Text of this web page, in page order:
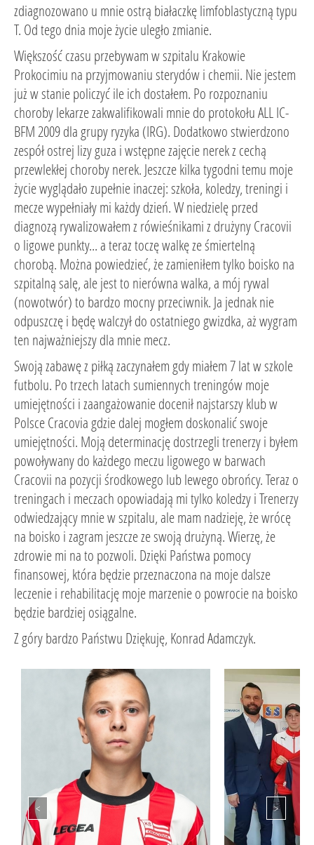
zdiagnozowano u mnie ostrą białaczkę limfoblastyczną typu
T. Od tego dnia moje życie uległo zmianie.
Większość czasu przebywam w szpitalu Krakowie
Prokocimiu na przyjmowaniu sterydów i chemii. Nie jestem
już w stanie policzyć ile ich dostałem. Po rozpoznaniu
choroby lekarze zakwalifikowali mnie do protokołu ALL IC-
BFM 2009 dla grupy ryzyka (IRG). Dodatkowo stwierdzono
zespół ostrej lizy guza i wstępne zajęcie nerek z cechą
przewlekłej choroby nerek. Jeszcze kilka tygodni temu moje
życie wyglądało zupełnie inaczej: szkoła, koledzy, treningi i
mecze wypełniały mi każdy dzień. W niedzielę przed
diagnozą rywalizowałem z rówieśnikami z drużyny Cracovii
o ligowe punkty... a teraz toczę walkę ze śmiertelną
chorobą. Można powiedzieć, że zamieniłem tylko boisko na
szpitalną salę, ale jest to nierówna walka, a mój rywal
(nowotwór) to bardzo mocny przeciwnik. Ja jednak nie
odpuszczę i będę walczył do ostatniego gwizdka, aż wygram
ten najważniejszy dla mnie mecz.
Swoją zabawę z piłką zaczynałem gdy miałem 7 lat w szkole
futbolu. Po trzech latach sumiennych treningów moje
umiejętności i zaangażowanie docenił najstarszy klub w
Polsce Cracovia gdzie dalej mogłem doskonalić swoje
umiejętności. Moją determinację dostrzegli trenerzy i byłem
powoływany do każdego meczu ligowego w barwach
Cracovii na pozycji środkowego lub lewego obrońcy. Teraz o
treningach i meczach opowiadają mi tylko koledzy i Trenerzy
odwiedzający mnie w szpitalu, ale mam nadzieję, że wrócę
na boisko i zagram jeszcze ze swoją drużyną. Wierzę, że
zdrowie mi na to pozwoli. Dzięki Państwa pomocy
finansowej, która będzie przeznaczona na moje dalsze
leczenie i rehabilitację moje marzenie o powrocie na boisko
będzie bardziej osiągalne.
Z góry bardzo Państwu Dziękuję, Konrad Adamczyk.